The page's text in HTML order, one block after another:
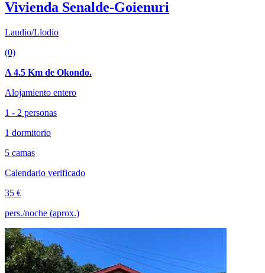
Vivienda Senalde-Goienuri
Laudio/Llodio
(0)
A 4.5 Km de Okondo.
Alojamiento entero
1 - 2 personas
1 dormitorio
5 camas
Calendario verificado
35 €
pers./noche (aprox.)